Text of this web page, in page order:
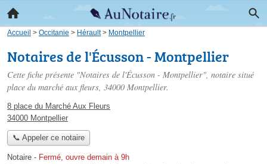
Accueil > Occitanie > Hérault> Montpellier
Notaires de l'Écusson - Montpellier
Cette fiche présente "Notaires de l'Écusson - Montpellier", notaire situé
place du marché aux fleurs, 34000 Montpellier.
8 place du Marché Aux Fleurs
34000 Montpellier
📞 Appeler ce notaire
Notaire - Fermé, ouvre demain à 9h